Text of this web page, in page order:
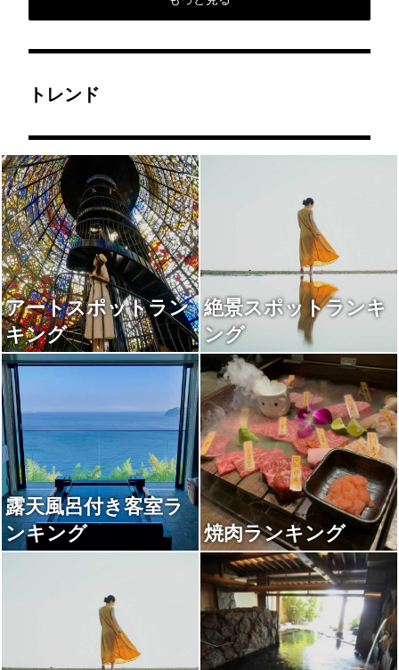
トレンド
アートスポットラン
キング
絶景スポットランキ
ング
露天風呂付き客室ラ
ンキング
焼肉ランキング